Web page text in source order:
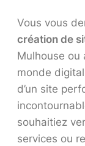
Vous vous
création de
Mulhouse ou
monde
d’un site
souhaitiez
services ou